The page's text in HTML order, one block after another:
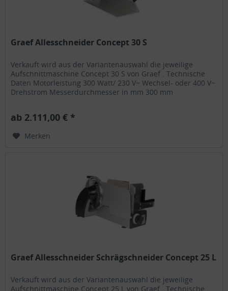
Graef Allesschneider Concept 30 S
Verkauft wird aus der Variantenauswahl die jeweilige
Aufschnittmaschine Concept 30 S von Graef . Technische
Daten Motorleistung 300 Watt/ 230 V~ Wechsel- oder 400 V~
Drehstrom Messerdurchmesser in mm 300 mm
ab 2.111,00 € *
Merken
Graef Allesschneider Schrägschneider Concept 25 L
Verkauft wird aus der Variantenauswahl die jeweilige
Aufschnittmaschine Concept 25 L von Graef . Technische